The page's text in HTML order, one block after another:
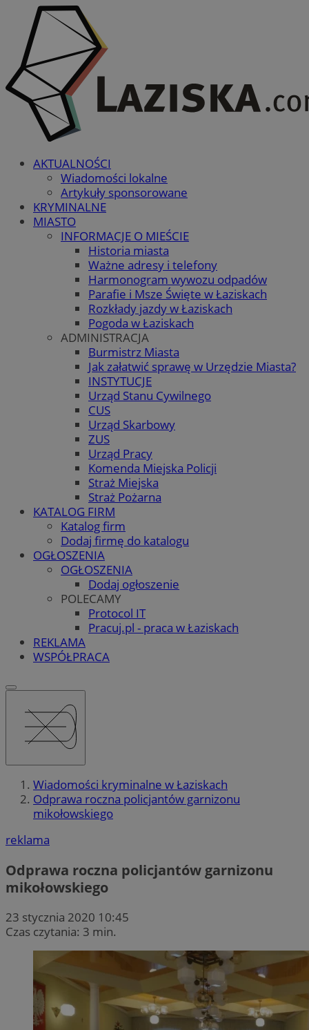
AKTUALNOŚCI
Wiadomości lokalne
Artykuły sponsorowane
KRYMINALNE
MIASTO
INFORMACJE O MIEŚCIE
Historia miasta
Ważne adresy i telefony
Harmonogram wywozu odpadów
Parafie i Msze Święte w Łaziskach
Rozkłady jazdy w Łaziskach
Pogoda w Łaziskach
ADMINISTRACJA
Burmistrz Miasta
Jak załatwić sprawę w Urzędzie Miasta?
INSTYTUCJE
Urząd Stanu Cywilnego
CUS
Urząd Skarbowy
ZUS
Urząd Pracy
Komenda Miejska Policji
Straż Miejska
Straż Pożarna
KATALOG FIRM
Katalog firm
Dodaj firmę do katalogu
OGŁOSZENIA
OGŁOSZENIA
Dodaj ogłoszenie
POLECAMY
Protocol IT
Pracuj.pl - praca w Łaziskach
REKLAMA
WSPÓŁPRACA
Wiadomości kryminalne w Łaziskach
Odprawa roczna policjantów garnizonu
mikołowskiego
reklama
Odprawa roczna policjantów garnizonu
mikołowskiego
23 stycznia 2020 10:45
Czas czytania: 3 min.